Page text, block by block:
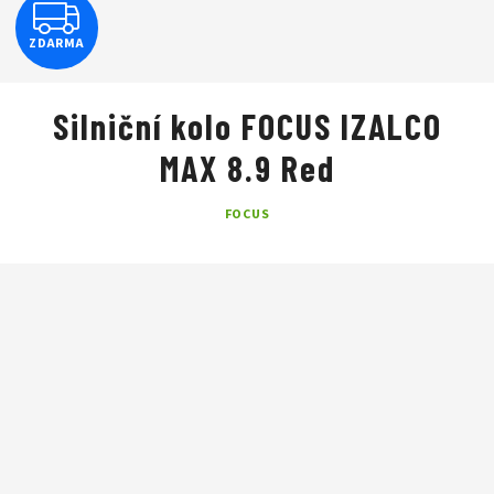
Silniční kolo FOCUS IZALCO
MAX 8.9 Red
FOCUS
Z
D
A
ZDARMA